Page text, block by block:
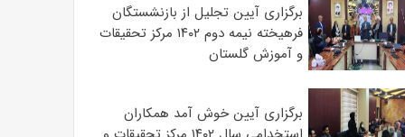
برگزاری آیین تجلیل از بازنشستگان
فرهیخته نیمه دوم ۱۴۰۲ مرکز تحقیقات
و آموزش گلستان
برگزاری آیین خوش آمد همکاران